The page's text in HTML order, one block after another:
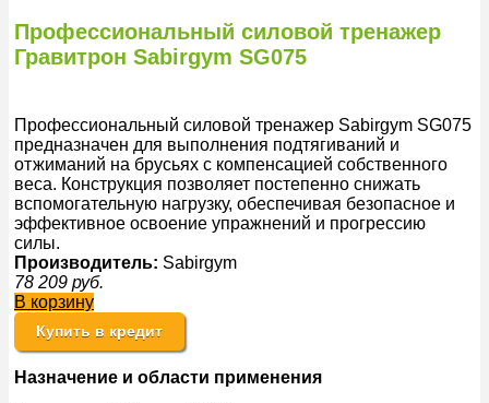
Профессиональный силовой тренажер
Гравитрон Sabirgym SG075
Профессиональный силовой тренажер Sabirgym SG075
предназначен для выполнения подтягиваний и
отжиманий на брусьях с компенсацией собственного
веса. Конструкция позволяет постепенно снижать
вспомогательную нагрузку, обеспечивая безопасное и
эффективное освоение упражнений и прогрессию
силы.
Производитель: Sabirgym
78 209 руб.
В корзину
Купить в кредит
Назначение и области применения